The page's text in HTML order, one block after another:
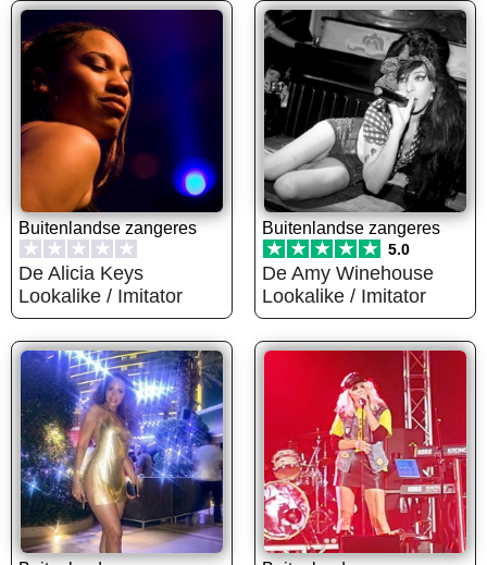
Buitenlandse zangeres
★ ★ ★ ★ ★
De Alicia Keys
Lookalike / Imitator
Buitenlandse zangeres
★ ★ ★ ★ ★ 5.0
De Amy Winehouse
Lookalike / Imitator